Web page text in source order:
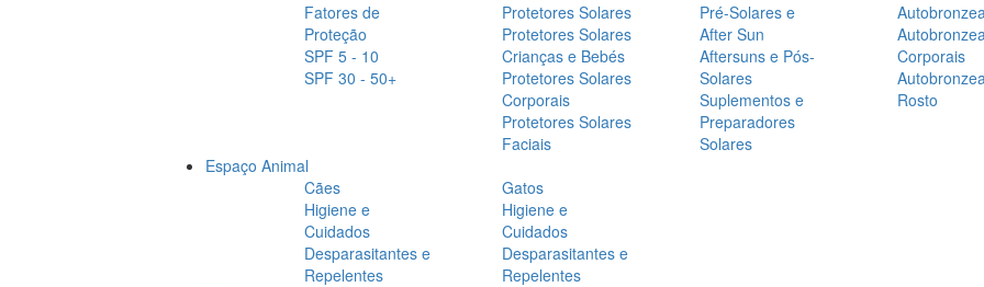
Fatores de
Proteção
SPF 5 - 10
SPF 30 - 50+
Protetores Solares
Protetores Solares
Crianças e Bebés
Protetores Solares
Corporais
Protetores Solares
Faciais
Pré-Solares e
After Sun
Aftersuns e Pós-
Solares
Suplementos e
Preparadores
Solares
Corporais
Rosto
Espaço Animal
Cães
Higiene e
Cuidados
Desparasitantes e
Repelentes
Gatos
Higiene e
Cuidados
Desparasitantes e
Repelentes